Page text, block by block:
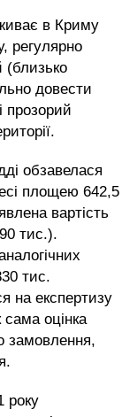
в Криму
регулярно
(близько
довести
прозорий
обзавелася
площею 642,5
вартість
тис.).
тис.
на експертизу
оцінка
замовлення,
року